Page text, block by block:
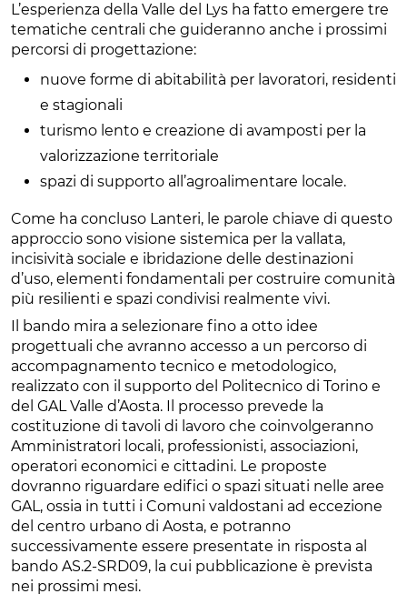
L’esperienza della Valle del Lys ha fatto emergere tre
tematiche centrali che guideranno anche i prossimi
percorsi di progettazione:
nuove forme di abitabilità per lavoratori, residenti
e stagionali
turismo lento e creazione di avamposti per la
valorizzazione territoriale
spazi di supporto all’agroalimentare locale.
Come ha concluso Lanteri, le parole chiave di questo
approccio sono visione sistemica per la vallata,
incisività sociale e ibridazione delle destinazioni
d’uso, elementi fondamentali per costruire comunità
più resilienti e spazi condivisi realmente vivi.
Il bando mira a selezionare fino a otto idee
progettuali che avranno accesso a un percorso di
accompagnamento tecnico e metodologico,
realizzato con il supporto del Politecnico di Torino e
del GAL Valle d’Aosta. Il processo prevede la
costituzione di tavoli di lavoro che coinvolgeranno
Amministratori locali, professionisti, associazioni,
operatori economici e cittadini. Le proposte
dovranno riguardare edifici o spazi situati nelle aree
GAL, ossia in tutti i Comuni valdostani ad eccezione
del centro urbano di Aosta, e potranno
successivamente essere presentate in risposta al
bando AS.2-SRD09, la cui pubblicazione è prevista
nei prossimi mesi.